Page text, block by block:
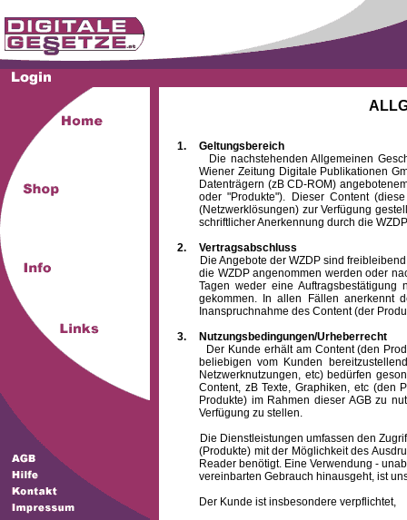
1.
Geltungsbereich
Die nachstehenden Allgemeinen
Wiener Zeitung Digitale Publikationen
Datenträgern (zB CD-ROM)
oder "Produkte"). Dieser Content
(Netzwerklösungen) zur Verfügung
schriftlicher Anerkennung durch die
2.
Vertragsabschluss
Die Angebote der WZDP sind freibleibend.
die WZDP angenommen werden oder
Tagen weder eine
gekommen. In allen Fällen anerkennt
Inanspruchnahme des Content (der
3.
Nutzungsbedingungen/Urheberrecht
Der Kunde erhält am Content (den
beliebigen vom Kunden
Netzwerknutzungen, etc) bedürfen
Content, zB Texte, Graphiken, etc (den
Produkte) im Rahmen dieser AGB zu
Verfügung zu stellen.
Die Dienstleistungen umfassen den Zugriff
(Produkte) mit der Möglichkeit des
Reader benötigt. Eine Verwendung -
vereinbarten Gebrauch hinausgeht, ist
Der Kunde ist insbesondere verpflichtet,